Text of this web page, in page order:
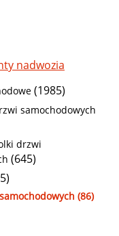
nadwozia
(1985)
samochodowych
drzwi
(645)
(86)